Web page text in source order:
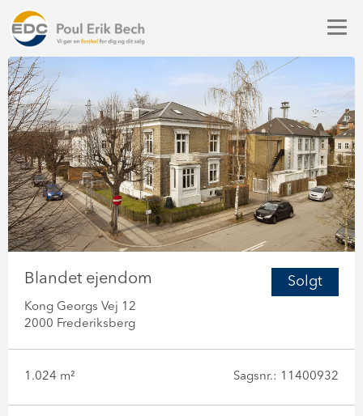
Solgt
Blandet ejendom
Kong Georgs Vej 12
2000 Frederiksberg
1.024 m² Sagsnr.: 11400932